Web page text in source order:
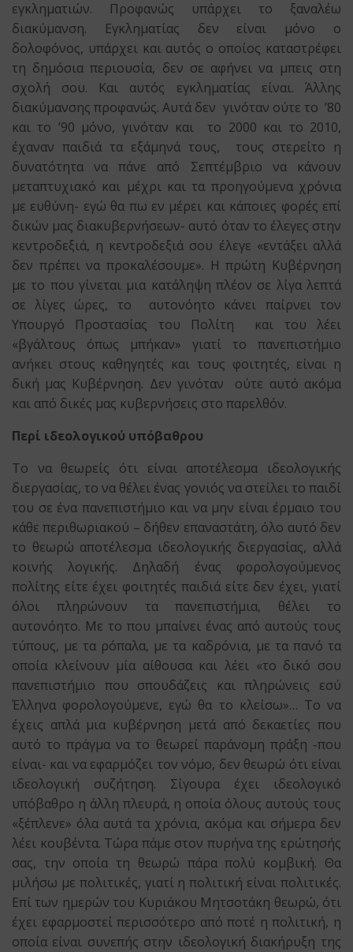
εγκληματιών. Προφανώς υπάρχει το ξαναλέω
διακύμανση. Εγκληματίας δεν είναι μόνο ο
δολοφόνος, υπάρχει και αυτός ο οποίος καταστρέφει
τη δημόσια περιουσία, δεν σε αφήνει να μπεις στη
σχολή σου. Και αυτός εγκληματίας είναι. Άλλης
διακύμανσης προφανώς. Αυτά δεν γινόταν ούτε το ’80
και το ’90 μόνο, γινόταν και το 2000 και το 2010,
έχαναν παιδιά τα εξάμηνά τους, τους στερείτο η
δυνατότητα να πάνε από Σεπτέμβριο να κάνουν
μεταπτυχιακό και μέχρι και τα προηγούμενα χρόνια
με ευθύνη- εγώ θα πω εν μέρει και κάποιες φορές επί
δικών μας διακυβερνήσεων- αυτό όταν το έλεγες στην
κεντροδεξιά, η κεντροδεξιά σου έλεγε «εντάξει αλλά
δεν πρέπει να προκαλέσουμε». Η πρώτη Κυβέρνηση
με το που γίνεται μια κατάληψη πλέον σε λίγα λεπτά
σε λίγες ώρες, το αυτονόητο κάνει παίρνει τον
Υπουργό Προστασίας του Πολίτη και του λέει
«βγάλτους όπως μπήκαν» γιατί το πανεπιστήμιο
ανήκει στους καθηγητές και τους φοιτητές, είναι η
δική μας Κυβέρνηση. Δεν γινόταν ούτε αυτό ακόμα
και από δικές μας κυβερνήσεις στο παρελθόν.
Περί ιδεολογικού υπόβαθρου
Το να θεωρείς ότι είναι αποτέλεσμα ιδεολογικής
διεργασίας, το να θέλει ένας γονιός να στείλει το παιδί
του σε ένα πανεπιστήμιο και να μην είναι έρμαιο του
κάθε περιθωριακού – δήθεν επαναστάτη, όλο αυτό δεν
το θεωρώ αποτέλεσμα ιδεολογικής διεργασίας, αλλά
κοινής λογικής. Δηλαδή ένας φορολογούμενος
πολίτης είτε έχει φοιτητές παιδιά είτε δεν έχει, γιατί
όλοι πληρώνουν τα πανεπιστήμια, θέλει το
αυτονόητο. Με το που μπαίνει ένας από αυτούς τους
τύπους, με τα ρόπαλα, με τα καδρόνια, με τα πανό τα
οποία κλείνουν μία αίθουσα και λέει «το δικό σου
πανεπιστήμιο που σπουδάζεις και πληρώνεις εσύ
Έλληνα φορολογούμενε, εγώ θα το κλείσω»… Το να
έχεις απλά μια κυβέρνηση μετά από δεκαετίες που
αυτό το πράγμα να το θεωρεί παράνομη πράξη -που
είναι- και να εφαρμόζει τον νόμο, δεν θεωρώ ότι είναι
ιδεολογική συζήτηση. Σίγουρα έχει ιδεολογικό
υπόβαθρο η άλλη πλευρά, η οποία όλους αυτούς τους
«ξέπλενε» όλα αυτά τα χρόνια, ακόμα και σήμερα δεν
λέει κουβέντα. Τώρα πάμε στον πυρήνα της ερώτησής
σας, την οποία τη θεωρώ πάρα πολύ κομβική. Θα
μιλήσω με πολιτικές, γιατί η πολιτική είναι πολιτικές.
Επί των ημερών του Κυριάκου Μητσοτάκη θεωρώ, ότι
έχει εφαρμοστεί περισσότερο από ποτέ η πολιτική, η
οποία είναι συνεπής στην ιδεολογική διακήρυξη της